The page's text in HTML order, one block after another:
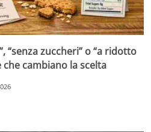
“senza zuccheri” o “a ridotto
cambiano la scelta